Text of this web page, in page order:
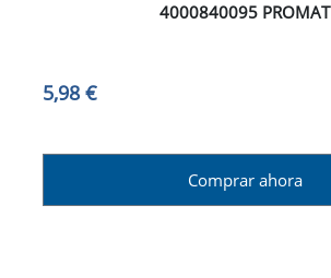
4000840095 PROMAT
5,98 €
Comprar ahora